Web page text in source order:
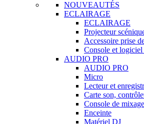
NOUVEAUTÉS
ECLAIRAGE
ECLAIRAGE
Projecteur
Accessoire prise
Console et logiciel
AUDIO PRO
AUDIO PRO
Micro
Lecteur et
Carte son,
Console de mixage
Enceinte
Matériel DJ